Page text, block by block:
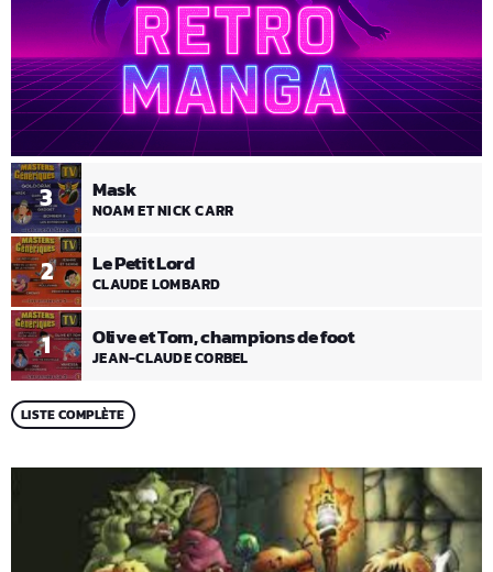
1 Olive et Tom, champions de foot
JEAN-CLAUDE CORBEL
2 Le Petit Lord
CLAUDE LOMBARD
3 Mask
NOAM ET NICK CARR
LISTE COMPLÈTE